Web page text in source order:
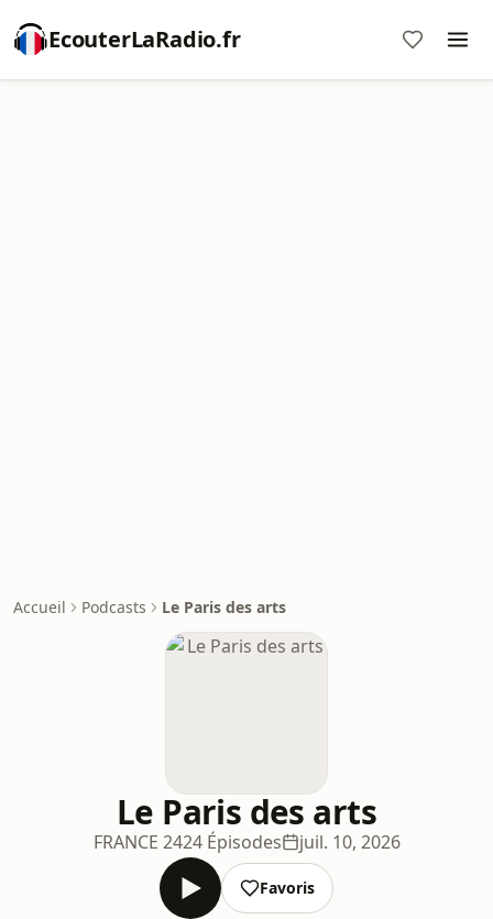
EcouterLaRadio.fr
Accueil Podcasts Le Paris des arts
Le Paris des arts
FRANCE 2424 Épisodes juil. 10, 2026
Favoris